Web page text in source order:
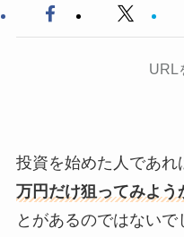
URL
投資を始めた人であれ
万円だけ狙ってみよう
とがあるのではないで